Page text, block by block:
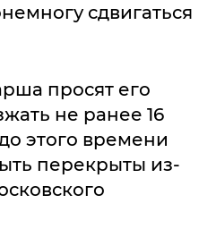
сдвигаться
просят его
не ранее 16
этого времени
перекрыты из-